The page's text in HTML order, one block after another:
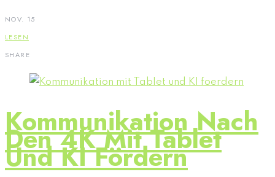
NOV. 15
LESEN
SHARE
Kommunikation Nach
Den 4K Mit Tablet
Und KI Fördern